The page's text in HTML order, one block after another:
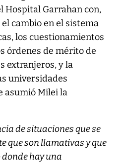
Hospital Garrahan con,
cambio en el sistema
los cuestionamientos
órdenes de mérito de
extranjeros, y la
universidades
asumió Milei la
de situaciones que se
que son llamativas y que
hay una